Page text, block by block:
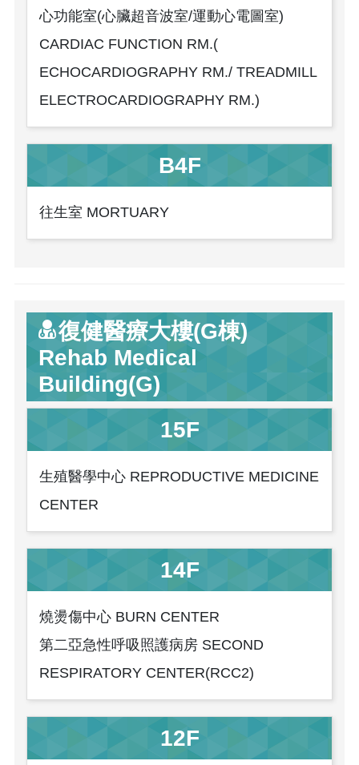
心功能室(心臟超音波室/運動心電圖室)
CARDIAC FUNCTION RM.(
ECHOCARDIOGRAPHY RM./ TREADMILL
ELECTROCARDIOGRAPHY RM.)
B4F
往生室 MORTUARY
復健醫療大樓(G棟)
Rehab Medical
Building(G)
15F
生殖醫學中心 REPRODUCTIVE MEDICINE
CENTER
14F
燒燙傷中心 BURN CENTER
第二亞急性呼吸照護病房 SECOND
RESPIRATORY CENTER(RCC2)
12F